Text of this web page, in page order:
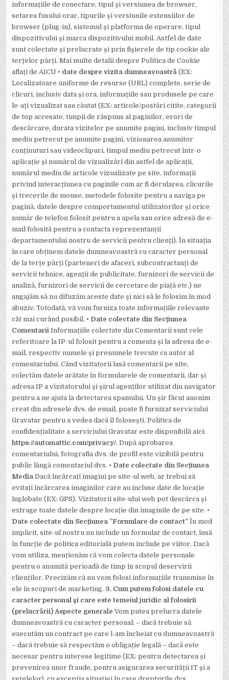
informațiile de conectare, tipul și versiunea de browser,
setarea fusului orar, tipurile și versiunile extensiilor de
browser (plug-in), sistemul și platforma de operare, tipul
dispozitivului și marca dispozitivului mobil. Astfel de date
sunt colectate și prelucrate și prin fişierele de tip cookie ale
terțelor părți. Mai multe detalii despre Politica de Cookie
aflați de AICU • date despre vizita dumneavoastră (EX:
Localizatoare uniforme de resurse (URL) complete, serie de
clicuri, inclusiv data și ora, informațiile sau produsele pe care
le-ați vizualizat sau căutat (EX: articole/postări citite, categorii
de top accesate, timpii de răspuns al paginilor, erori de
descărcare, durata vizitelor pe anumite pagini, inclusiv timpul
mediu petrecut pe anumite pagini, vizionarea anumitor
conținuturi sau videoclipuri, timpul mediu petrecut într-o
aplicație și numărul de vizualizări din astfel de aplicații,
numărul mediu de articole vizualizate pe site, informații
privind interacțiunea cu paginile cum ar fi derularea, clicurile
și trecerile de mouse, metodele folosite pentru a naviga pe
pagină, datele despre comportamentul utilizatorilor și orice
număr de telefon folosit pentru a apela sau orice adresă de e-
mail folosită pentru a contacta reprezentanții
departamentului nostru de servicii pentru clienți). În situația
în care obținem datele dumneavoastră cu caracter personal
de la terțe părți (parteneri de afaceri, subcontractanți de
servicii tehnice, agenții de publicitate, furnizori de servicii de
analiză, furnizori de servicii de cercetare de piață etc.) ne
angajăm să nu difuzăm aceste date și nici să le folosim în mod
abuziv. Totodată, vă vom furniza toate informațiile relevante
cât mai curând posibil. • Date colectate din Secțiunea
Comentarii Informațiile colectate din Comentarii sunt cele
referitoare la IP-ul folosit pentru a comenta și la adresa de e-
mail, respectiv numele și prenumele trecute ca autor al
comentariului. Când vizitatorii lasă comentarii pe site,
colectăm datele arătate în formularele de comentarii, dar și
adresa IP a vizitatorului și șirul agenților utilizat din navigator
pentru a ne ajuta la detectarea spamului. Un șir făcut anonim
creat din adresele dvs. de email, poate fi furnizat serviciului
Gravatar pentru a vedea dacă îl folosești. Politica de
confidențialitate a serviciului Gravatar este disponibilă aici:
https://automattic.com/privacy/. După aprobarea
comentariului, fotografia dvs. de profil este vizibilă pentru
public lângă comentariul dvs. • Date colectate din Secțiunea
Media Dacă încărcați imagini pe site-ul web, ar trebui să
evitați încărcarea imaginilor care au incluse date de locație
înglobate (EX: GPS). Vizitatorii site-ului web pot descărca și
extrage toate datele despre locație din imaginile de pe site. •
Date colectate din Secțiunea ”Formulare de contact” În mod
implicit, site-ul nostru nu include un formular de contact, însă
în funcție de politica editorială putem include pe viitor. Dacă
vom utiliza, menționăm că vom colecta datele personale
pentru o anumită perioadă de timp în scopul deservirii
clienților. Precizăm că nu vom folosi informațiile transmise în
ele în scopuri de marketing. 3. Cum putem folosi datele cu
caracter personal și care este temeiul juridic al folosirii
(prelucrării) Aspecte generale Vom putea prelucra datele
dumneavoastră cu caracter personal: – dacă trebuie să
executăm un contract pe care l-am încheiat cu dumneavoastră
– dacă trebuie să respectăm o obligație legală – dacă este
necesar pentru interese legitime (EX: pentru detectarea și
prevenirea unor fraude, pentru asigurarea securității IT și a